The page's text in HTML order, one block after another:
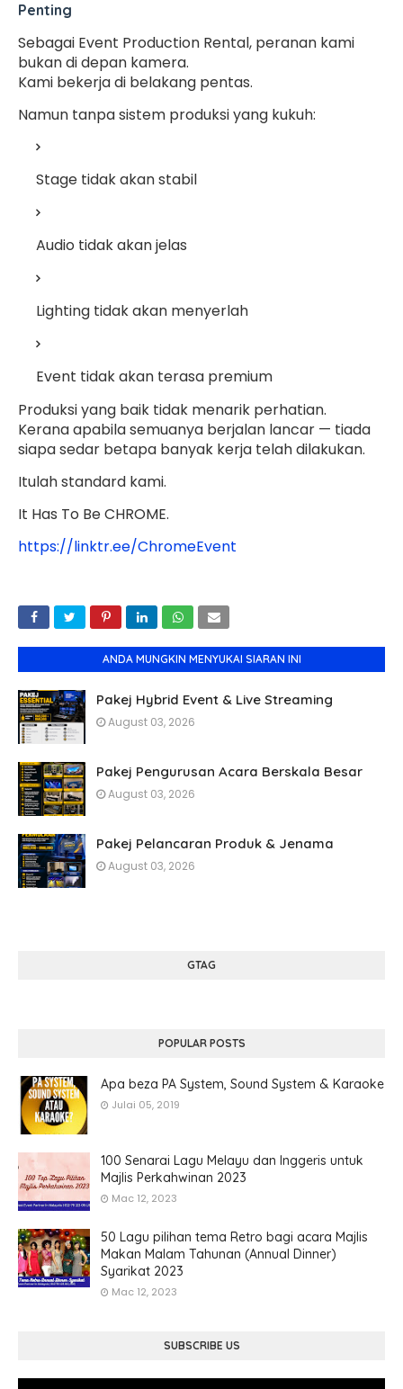
Penting
Sebagai Event Production Rental, peranan kami
bukan di depan kamera.
Kami bekerja di belakang pentas.
Namun tanpa sistem produksi yang kukuh:
Stage tidak akan stabil
Audio tidak akan jelas
Lighting tidak akan menyerlah
Event tidak akan terasa premium
Produksi yang baik tidak menarik perhatian.
Kerana apabila semuanya berjalan lancar — tiada
siapa sedar betapa banyak kerja telah dilakukan.
Itulah standard kami.
It Has To Be CHROME.
https://linktr.ee/ChromeEvent
ANDA MUNGKIN MENYUKAI SIARAN INI
Pakej Hybrid Event & Live Streaming
August 03, 2026
Pakej Pengurusan Acara Berskala Besar
August 03, 2026
Pakej Pelancaran Produk & Jenama
August 03, 2026
GTAG
POPULAR POSTS
Apa beza PA System, Sound System & Karaoke
Julai 05, 2019
100 Senarai Lagu Melayu dan Inggeris untuk
Majlis Perkahwinan 2023
Mac 12, 2023
50 Lagu pilihan tema Retro bagi acara Majlis
Makan Malam Tahunan (Annual Dinner)
Syarikat 2023
Mac 12, 2023
SUBSCRIBE US